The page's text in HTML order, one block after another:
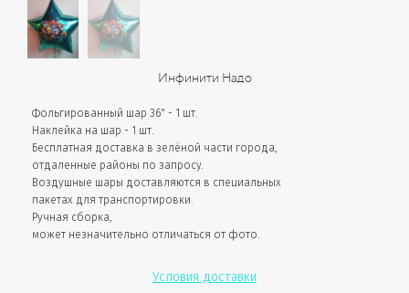
Инфинити Надо
Фольгированный шар 36" - 1 шт.
Наклейка на шар - 1 шт.
Бесплатная доставка в зелёной части города,
отдаленные районы по запросу.
Воздушные шары доставляются в специальных
пакетах для транспортировки.
Ручная сборка,
может незначительно отличаться от фото.
Условия доставки